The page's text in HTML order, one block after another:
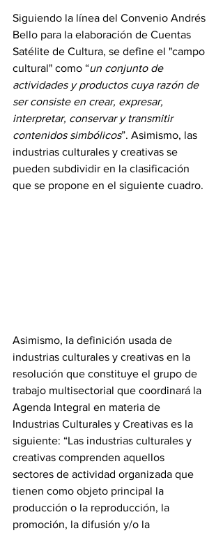
Siguiendo la línea del Convenio Andrés
Bello para la elaboración de Cuentas
Satélite de Cultura, se define el "campo
cultural" como “un conjunto de
actividades y productos cuya razón de
ser consiste en crear, expresar,
interpretar, conservar y transmitir
contenidos simbólicos”. Asimismo, las
industrias culturales y creativas se
pueden subdividir en la clasificación
que se propone en el siguiente cuadro.
Asimismo, la definición usada de
industrias culturales y creativas en la
resolución que constituye el grupo de
trabajo multisectorial que coordinará la
Agenda Integral en materia de
Industrias Culturales y Creativas es la
siguiente: “Las industrias culturales y
creativas comprenden aquellos
sectores de actividad organizada que
tienen como objeto principal la
producción o la reproducción, la
promoción, la difusión y/o la